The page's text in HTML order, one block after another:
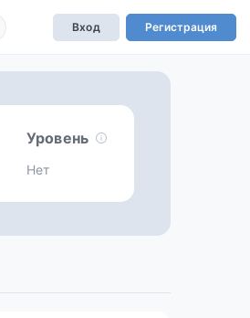
Вход Регистрация
Уровень
Нет